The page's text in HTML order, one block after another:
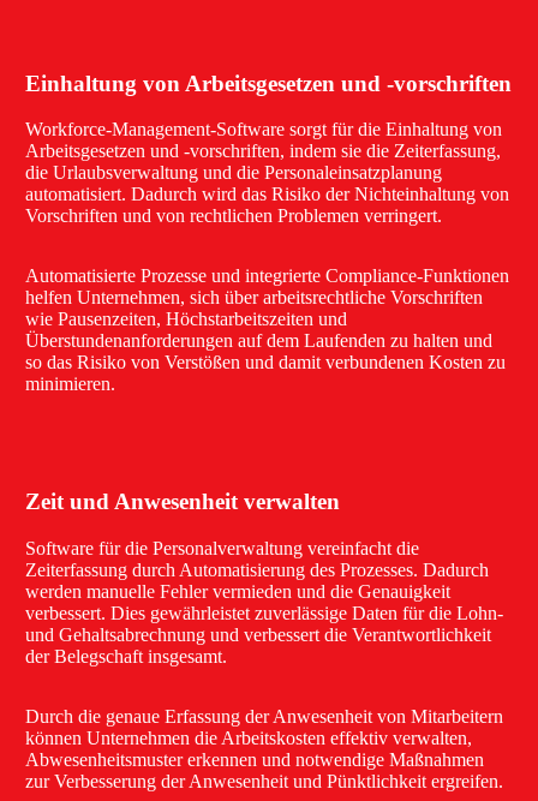
Einhaltung von Arbeitsgesetzen und -vorschriften
Workforce-Management-Software sorgt für die Einhaltung von
Arbeitsgesetzen und -vorschriften, indem sie die Zeiterfassung,
die Urlaubsverwaltung und die Personaleinsatzplanung
automatisiert. Dadurch wird das Risiko der Nichteinhaltung von
Vorschriften und von rechtlichen Problemen verringert.
Automatisierte Prozesse und integrierte Compliance-Funktionen
helfen Unternehmen, sich über arbeitsrechtliche Vorschriften
wie Pausenzeiten, Höchstarbeitszeiten und
Überstundenanforderungen auf dem Laufenden zu halten und
so das Risiko von Verstößen und damit verbundenen Kosten zu
minimieren.
Zeit und Anwesenheit verwalten
Software für die Personalverwaltung vereinfacht die
Zeiterfassung durch Automatisierung des Prozesses. Dadurch
werden manuelle Fehler vermieden und die Genauigkeit
verbessert. Dies gewährleistet zuverlässige Daten für die Lohn-
und Gehaltsabrechnung und verbessert die Verantwortlichkeit
der Belegschaft insgesamt.
Durch die genaue Erfassung der Anwesenheit von Mitarbeitern
können Unternehmen die Arbeitskosten effektiv verwalten,
Abwesenheitsmuster erkennen und notwendige Maßnahmen
zur Verbesserung der Anwesenheit und Pünktlichkeit ergreifen.